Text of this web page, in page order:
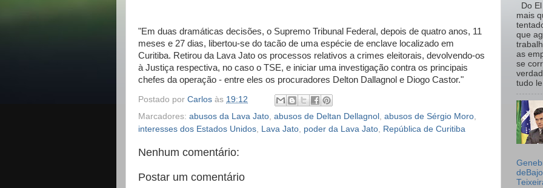
"Em duas dramáticas decisões, o Supremo Tribunal Federal, depois de quatro anos, 11
meses e 27 dias, libertou-se do tacão de uma espécie de enclave localizado em
Curitiba. Retirou da Lava Jato os processos relativos a crimes eleitorais, devolvendo-os
à Justiça respectiva, no caso o TSE, e iniciar uma investigação contra os principais
chefes da operação - entre eles os procuradores Delton Dallagnol e Diogo Castor."
Postado por Carlos às 19:12
Marcadores: abusos da Lava Jato abusos de Deltan Dellagnol abusos de Sérgio Moro
interesses dos Estados Unidos Lava Jato poder da Lava Jato República de Curitiba
Nenhum comentário:
Postar um comentário
Do
mais
que
as
se
tudo